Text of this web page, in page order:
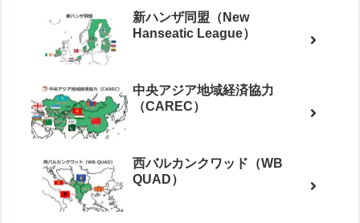
新ハンザ同盟（New
Hanseatic League）
中央アジア地域経済協力
（CAREC）
西バルカンクワッド（WB
QUAD）